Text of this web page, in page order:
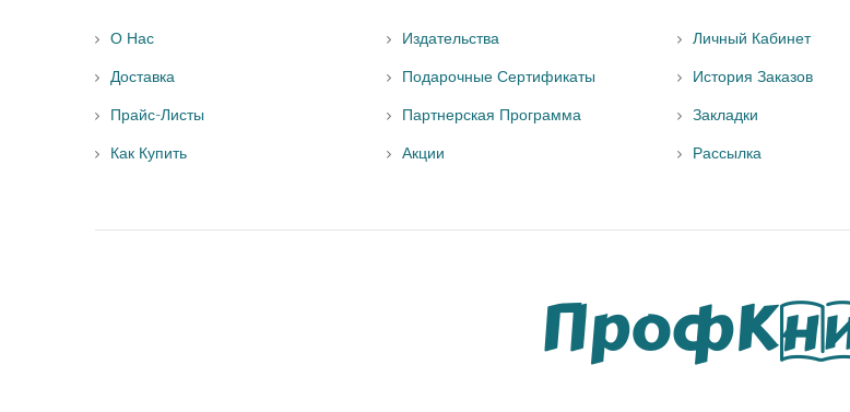
О Нас
Доставка
Прайс-Листы
Как Купить
Издательства
Подарочные Сертификаты
Партнерская Программа
Акции
Личный Кабинет
История Заказов
Закладки
Рассылка